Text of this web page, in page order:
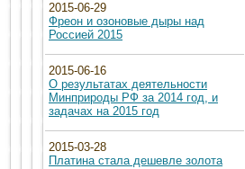
2015-06-29
Фреон и озоновые дыры над
Россией 2015
2015-06-16
О результатах деятельности
Минприроды РФ за 2014 год, и
задачах на 2015 год
2015-03-28
Платина стала дешевле золота